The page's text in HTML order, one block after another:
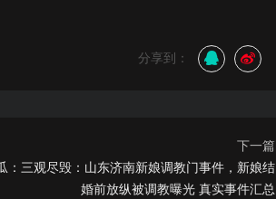
分享到：
下一篇
：三观尽毁：山东济南新娘调教门事件，新娘结
婚前放纵被调教曝光 真实事件汇总